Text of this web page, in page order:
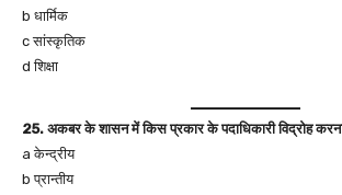
b धार्मिक
c सांस्कृतिक
d शिक्षा
25. अकबर के शासन में किस प्रकार के पदाधिकारी विद्रोह
a केन्द्रीय
b प्रान्तीय